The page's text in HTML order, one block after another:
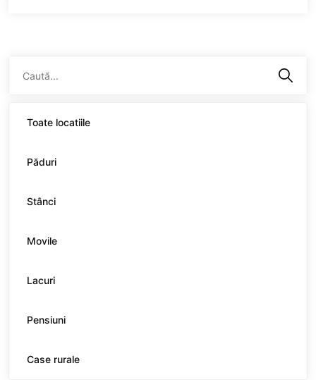
Toate locatiile
Păduri
Stânci
Movile
Lacuri
Pensiuni
Case rurale